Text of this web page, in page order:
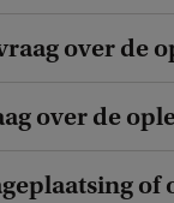
over de
over de
of